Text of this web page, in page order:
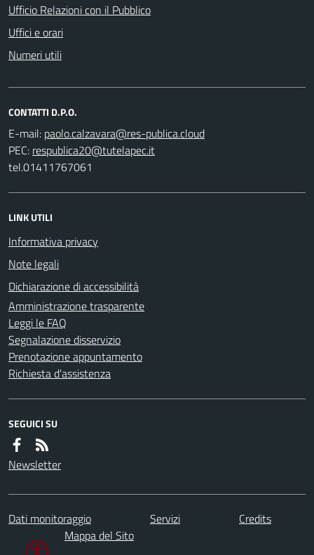
Ufficio Relazioni con il Pubblico
Uffici e orari
Numeri utili
CONTATTI D.P.O.
E-mail:
PEC:
tel.01411767061
LINK UTILI
Informativa privacy
Note legali
Dichiarazione di accessibilità
Amministrazione trasparente
Leggi le FAQ
Segnalazione disservizio
Prenotazione appuntamento
Richiesta d'assistenza
SEGUICI SU
Newsletter
Dati monitoraggio Servizi
Credits
Mappa del Sito